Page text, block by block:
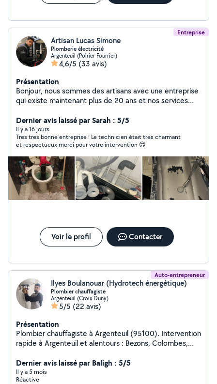
Entreprise
Artisan Lucas Simone
Plomberie électricité
Argenteuil (Poirier Fourrier)
4,6/5 (33 avis)
Présentation
Bonjour, nous sommes des artisans avec une entreprise
qui existe maintenant plus de 20 ans et nos services
bien sûr pour vos assurances ou autres . Passage de
camera , débouchage camion hydrocureur, pour tous ce
qui est bouchon au niveau de vos canalisations . Nous
fesons également tous ce qui est renovation
d'appartement . On reste disponible 24/24h et on
intervient dans l'heure . Num de téléphone
06/02/70/63/65
Dernier avis laissé par Sarah : 5/5
Il y a 16 jours
Tres tres bonne entreprise ! Le technicien était tres charmant
et respectueux merci pour votre intervention 😊
Voir le profil Contacter
Auto-entrepreneur
Ilyes Boulanouar (Hydrotech énergétique)
Plombier chauffagiste
Argenteuil (Croix Duny)
5/5 (22 avis)
Présentation
Plombier chauffagiste à Argenteuil (95100). Intervention
rapide à Argenteuil et alentours : Bezons, Colombes,
chauffe-eau, robinetterie. Installation plomberie et
chauffage sanitaire. Disponible 7j/7 intervention le jour
Dernier avis laissé par Baligh : 5/5
Il y a 5 mois
Réactive